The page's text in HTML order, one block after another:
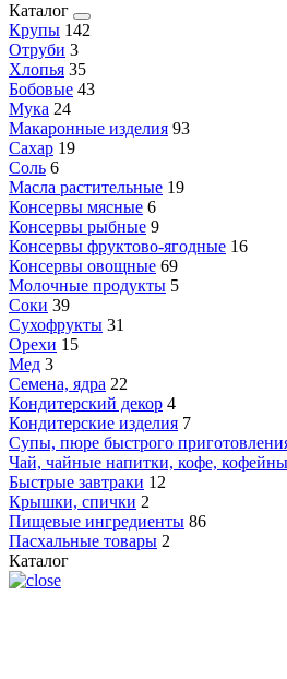
Каталог
Крупы 142
Отруби 3
Хлопья 35
Бобовые 43
Мука 24
Макаронные изделия 93
Сахар 19
Соль 6
Масла растительные 19
Консервы мясные 6
Консервы рыбные 9
Консервы фруктово-ягодные 16
Консервы овощные 69
Молочные продукты 5
Соки 39
Сухофрукты 31
Орехи 15
Мед 3
Семена, ядра 22
Кондитерский декор 4
Кондитерские изделия 7
Супы, пюре быстрого
Чай, чайные напитки, кофе,
Быстрые завтраки 12
Крышки, спички 2
Пищевые ингредиенты 86
Пасхальные товары 2
Каталог